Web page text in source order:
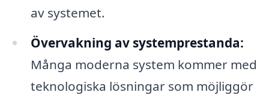
av systemet.
Övervakning av systemprestanda:
Många moderna system kommer med
teknologiska lösningar som möjliggör